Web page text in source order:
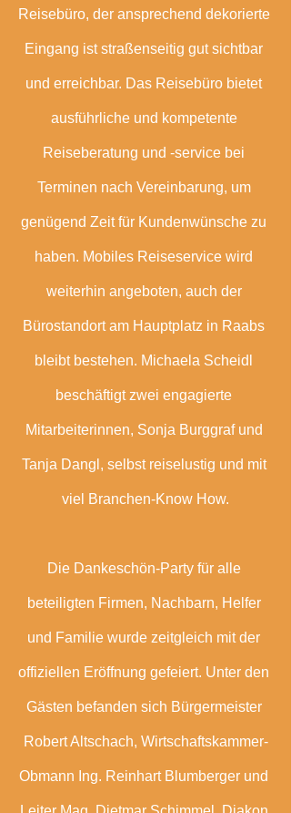
Reisebüro, der ansprechend dekorierte
Eingang ist straßenseitig gut sichtbar
und erreichbar. Das Reisebüro bietet
ausführliche und kompetente
Reiseberatung und -service bei
Terminen nach Vereinbarung, um
genügend Zeit für Kundenwünsche zu
haben. Mobiles Reiseservice wird
weiterhin angeboten, auch der
Bürostandort am Hauptplatz in Raabs
bleibt bestehen. Michaela Scheidl
beschäftigt zwei engagierte
Mitarbeiterinnen, Sonja Burggraf und
Tanja Dangl, selbst reiselustig und mit
viel Branchen-Know How.
Die Dankeschön-Party für alle
beteiligten Firmen, Nachbarn, Helfer
und Familie wurde zeitgleich mit der
offiziellen Eröffnung gefeiert. Unter den
Gästen befanden sich Bürgermeister
Robert Altschach, Wirtschaftskammer-
Obmann Ing. Reinhart Blumberger und